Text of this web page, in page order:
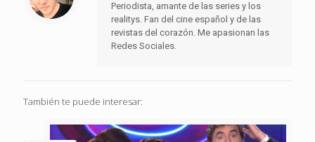
Periodista, amante de las series y los
realitys. Fan del cine español y de las
revistas del corazón. Me apasionan las
Redes Sociales.
También te puede interesar: